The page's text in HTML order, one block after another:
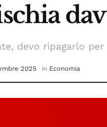
devo ripagarlo
2025 in Economia